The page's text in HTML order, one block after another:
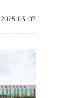
2025-03-07